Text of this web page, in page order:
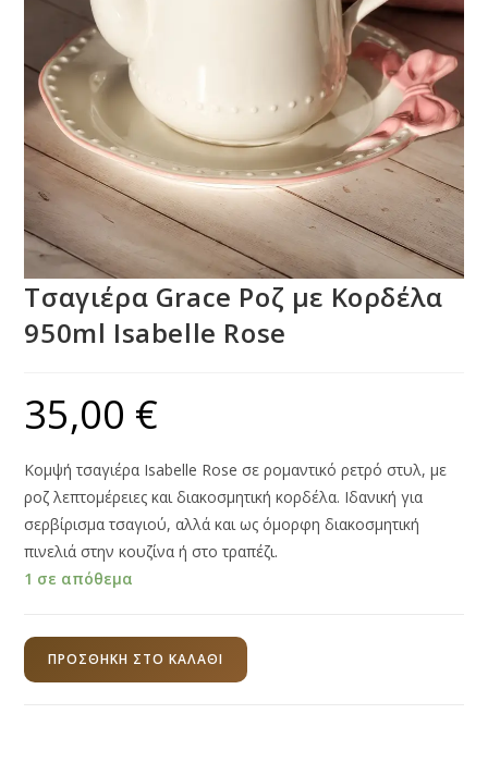
Τσαγιέρα Grace Ροζ με Κορδέλα
950ml Isabelle Rose
35,00 €
Κομψή τσαγιέρα Isabelle Rose σε ρομαντικό ρετρό στυλ, με
ροζ λεπτομέρειες και διακοσμητική κορδέλα. Ιδανική για
σερβίρισμα τσαγιού, αλλά και ως όμορφη διακοσμητική
πινελιά στην κουζίνα ή στο τραπέζι.
1 σε απόθεμα
Τσαγιέρα
Grace
ΠΡΟΣΘΉΚΗ ΣΤΟ ΚΑΛΆΘΙ